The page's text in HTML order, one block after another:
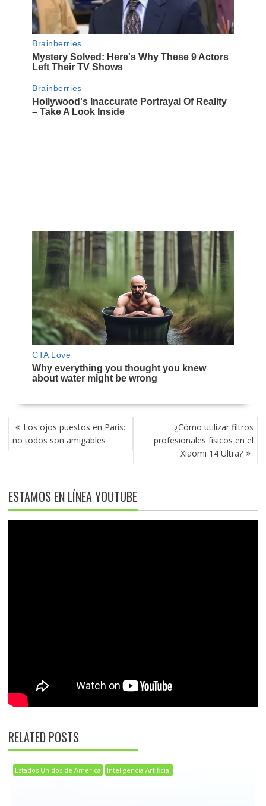
NAVEGACIÓN
DE
ENTRADAS
Los ojos puestos en París:
no todos son amigables
¿Cómo utilizar filtros
profesionales físicos en el
Xiaomi 14 Ultra?
ESTAMOS EN LÍNEA YOUTUBE
RELATED POSTS
Estados Unidos de América Inteligencia Artificial